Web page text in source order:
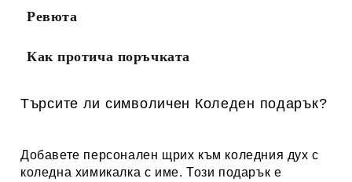
Ревюта
Как протича поръчката
Търсите ли символичен Коледен подарък?
Добавете персонален щрих към коледния дух с
коледна химикалка с име. Този подарък е